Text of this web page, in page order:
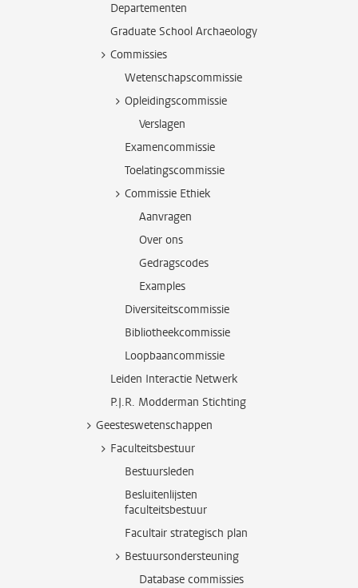
Departementen
Graduate School Archaeology
Commissies
Wetenschapscommissie
Opleidingscommissie
Verslagen
Examencommissie
Toelatingscommissie
Commissie Ethiek
Aanvragen
Over ons
Gedragscodes
Examples
Diversiteitscommissie
Bibliotheekcommissie
Loopbaancommissie
Leiden Interactie Netwerk
P.J.R. Modderman Stichting
Geesteswetenschappen
Faculteitsbestuur
Bestuursleden
Besluitenlijsten
faculteitsbestuur
Facultair strategisch plan
Bestuursondersteuning
Database commissies